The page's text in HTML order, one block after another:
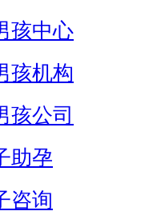
孩中心
孩机构
孩公司
助孕
咨询